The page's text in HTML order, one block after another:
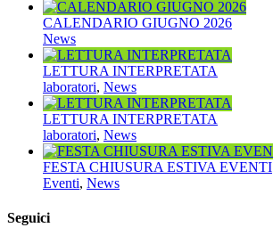
CALENDARIO GIUGNO 2026
News
LETTURA INTERPRETATA
laboratori, News
LETTURA INTERPRETATA
laboratori, News
FESTA CHIUSURA ESTIVA EVENTI
Eventi, News
Seguici